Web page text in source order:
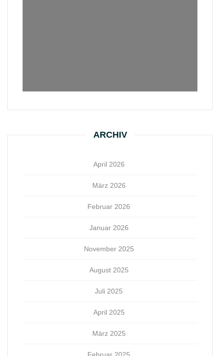
ARCHIV
April 2026
März 2026
Februar 2026
Januar 2026
November 2025
August 2025
Juli 2025
April 2025
März 2025
Februar 2025